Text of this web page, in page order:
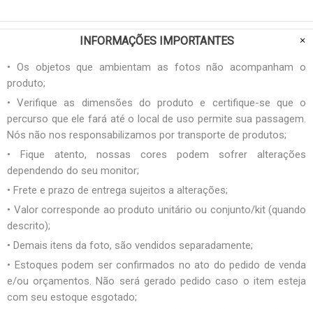
INFORMAÇÕES IMPORTANTES
• Os objetos que ambientam as fotos não acompanham o
produto;
• Verifique as dimensões do produto e certifique-se que o
percurso que ele fará até o local de uso permite sua passagem.
Nós não nos responsabilizamos por transporte de produtos;
• Fique atento, nossas cores podem sofrer alterações
dependendo do seu monitor;
• Frete e prazo de entrega sujeitos a alterações;
• Valor corresponde ao produto unitário ou conjunto/kit (quando
descrito);
• Demais itens da foto, são vendidos separadamente;
• Estoques podem ser confirmados no ato do pedido de venda
e/ou orçamentos. Não será gerado pedido caso o item esteja
com seu estoque esgotado;